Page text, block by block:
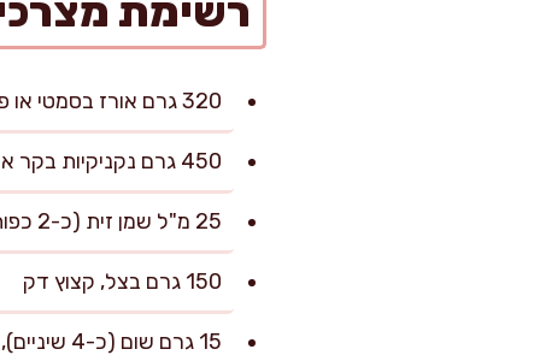
רשימת
320 גרם אורז בסמטי או פרסי (כ-1 ו-3/4 כוסות), שטוף ומסונן
450 גרם נקניקיות בקר או עוף, פרוסות לעיגולים בעובי 1 ס"מ
25 מ"ל שמן זית (כ-2 כפות)
150 גרם בצל, קצוץ דק
15 גרם שום (כ-4 שיניים), קצוץ